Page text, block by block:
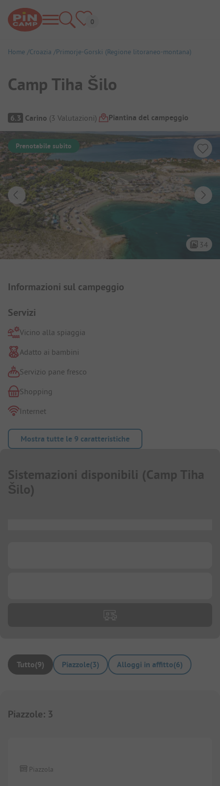
Home Croazia Primorje-Gorski (Regione litoraneo-montana)
Camp Tiha Šilo
Panoramica del campeggio
6.3 Carino (3 Valutazioni) Piantina del campeggio
Prenotabile subito
34
Informazioni sul campeggio
Servizi
Vicino alla spiaggia
Adatto ai bambini
Servizio pane fresco
Shopping
Internet
Mostra tutte le 9 caratteristiche
Sistemazioni disponibili (Camp Tiha
Šilo)
Tutto(9) Piazzole(3) Alloggi in affitto(6)
Piazzole: 3
Piazzola